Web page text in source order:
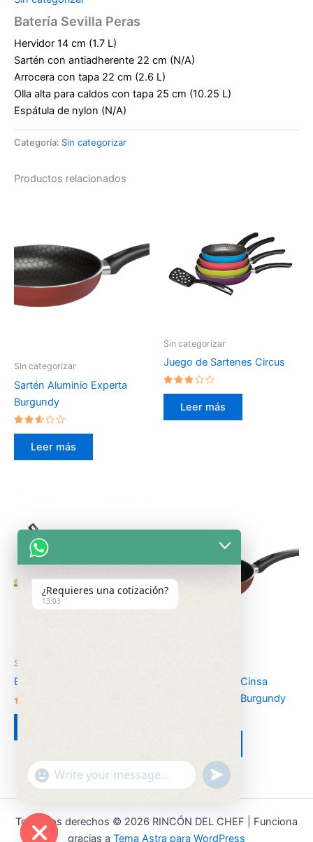
Batería Sevilla Peras
Hervidor 14 cm (1.7 L)
Sartén con antiadherente 22 cm (N/A)
Arrocera con tapa 22 cm (2.6 L)
Olla alta para caldos con tapa 25 cm (10.25 L)
Espátula de nylon (N/A)
Categoría: Sin categorizar
Productos relacionados
Sin categorizar
Sartén Aluminio Experta
Burgundy
Valorado
2.47Leer más
Sin categorizar
Juego de Sartenes Circus
Valorado
2.64Leer más
Sin categorizar
Batería Family Verde
Valorado
Sartén Aluminio Cinsa
Experta Grande Burgundy
Todos los derechos © 2026 RINCÓN DEL CHEF | Funciona
gracias a Tema Astra para WordPress
¿Requieres una cotización?
13:03
"+chaty_settings.lang.emoji_picker+"
WhatsApp
undefined